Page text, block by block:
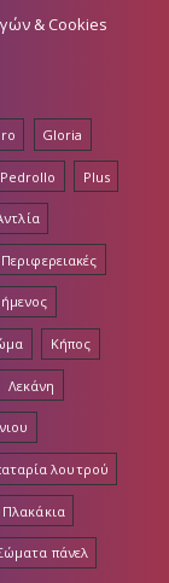
Gloria
Pedrollo Plus
Κήπος
Λεκάνη
λουτρού
Πλακάκια
πάνελ